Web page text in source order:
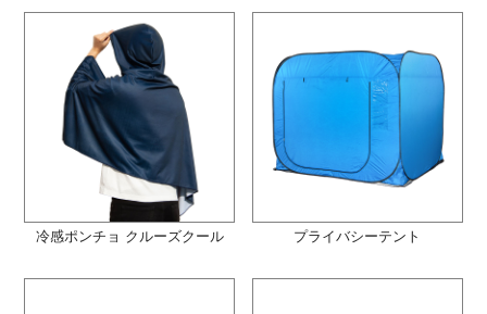
冷感ポンチョ クルーズクール プライバシーテント